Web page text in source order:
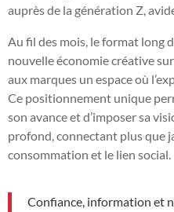
auprès de la génération Z,
Au fil des mois, le format long
nouvelle économie créative
aux marques un espace où
Ce positionnement unique
son avance et d’imposer sa
profond, connectant plus que
consommation et le lien social.
Confiance, information et